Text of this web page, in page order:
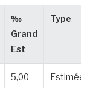
‰
Grand
Est
Type
5,00
Estimée